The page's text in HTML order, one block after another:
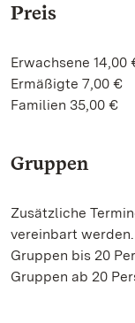
Preis
Erwachsene 14,00
Ermäßigte 7,00 €
Familien 35,00 €
Gruppen
Zusätzliche
vereinbart werden.
Gruppen bis 20
Gruppen ab 20